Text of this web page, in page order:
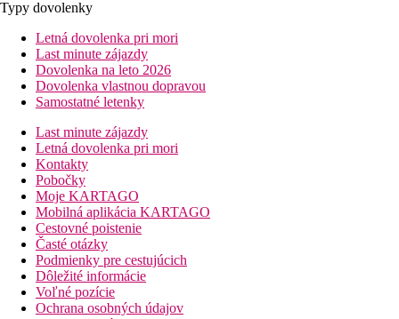
Typy dovolenky
Letná dovolenka pri mori
Last minute zájazdy
Dovolenka na leto 2026
Dovolenka vlastnou dopravou
Samostatné letenky
Last minute zájazdy
Letná dovolenka pri mori
Kontakty
Pobočky
Moje KARTAGO
Mobilná aplikácia KARTAGO
Cestovné poistenie
Časté otázky
Podmienky pre cestujúcich
Dôležité informácie
Voľné pozície
Ochrana osobných údajov